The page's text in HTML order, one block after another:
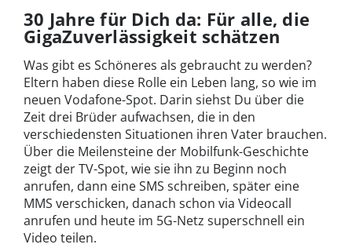
30 Jahre für Dich da: Für alle, die
GigaZuverlässigkeit schätzen
Was gibt es Schöneres als gebraucht zu werden?
Eltern haben diese Rolle ein Leben lang, so wie im
neuen Vodafone-Spot. Darin siehst Du über die
Zeit drei Brüder aufwachsen, die in den
verschiedensten Situationen ihren Vater brauchen.
Über die Meilensteine der Mobilfunk-Geschichte
zeigt der TV-Spot, wie sie ihn zu Beginn noch
anrufen, dann eine SMS schreiben, später eine
MMS verschicken, danach schon via Videocall
anrufen und heute im 5G-Netz superschnell ein
Video teilen.